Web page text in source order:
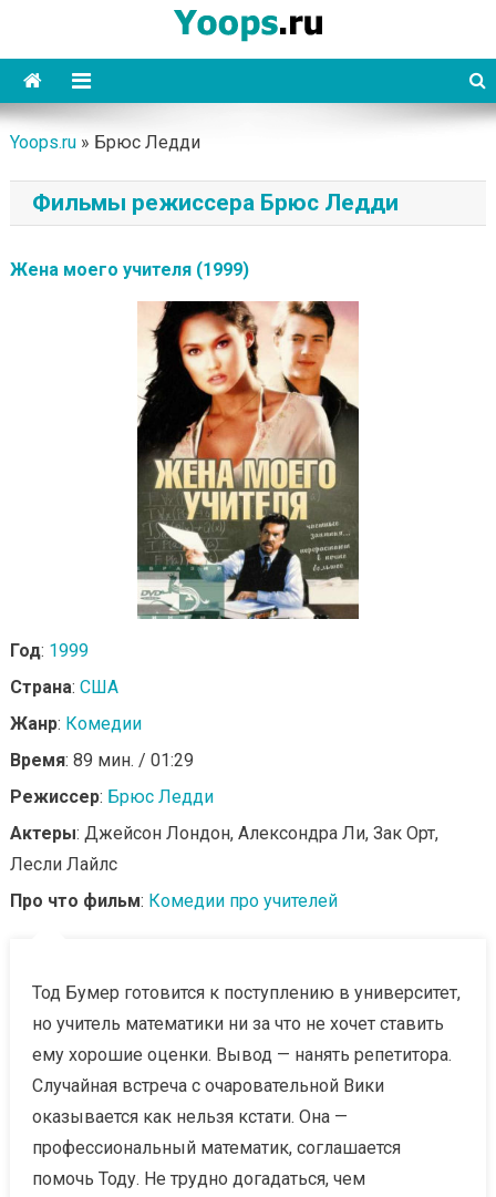
content
Yoops
Yoops.ru» Брюс Ледди
Фильмы режиссера Брюс Ледди
Жена моего учителя (1999)
Год: 1999
Страна: США
Жанр: Комедии
Время: 89 мин. / 01:29
Режиссер: Брюс Ледди
Актеры: Джейсон Лондон, Алексондра Ли, Зак Орт,
Лесли Лайлс
Про что фильм: Комедии про учителей
Тод Бумер готовится к поступлению в университет,
но учитель математики ни за что не хочет ставить
ему хорошие оценки. Вывод — нанять репетитора.
Случайная встреча с очаровательной Вики
оказывается как нельзя кстати. Она —
профессиональный математик, соглашается
помочь Тоду. Не трудно догадаться, чем